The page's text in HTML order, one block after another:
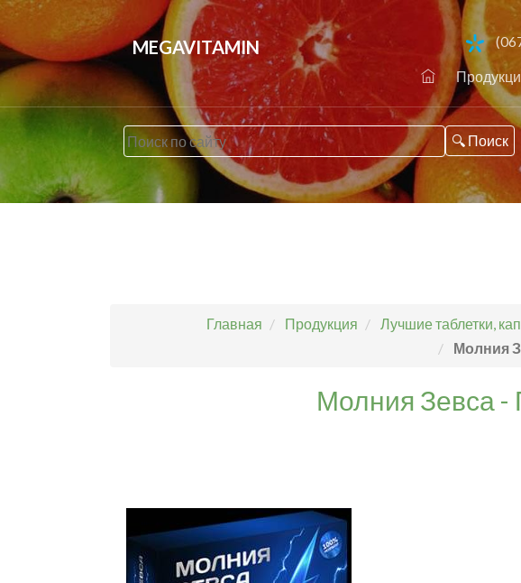
MEGAVITAMIN
Главная Продукция
Лучшие таблетки,
Молния
Молния Зевса -